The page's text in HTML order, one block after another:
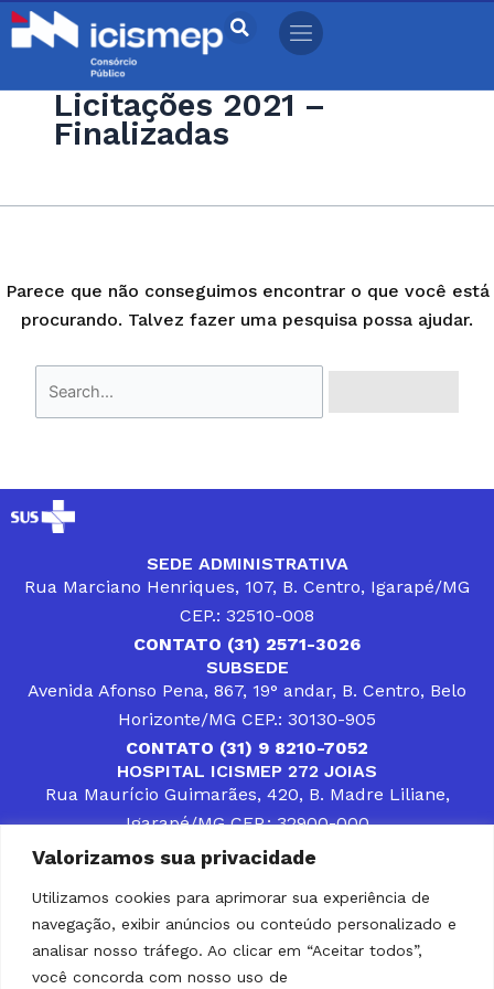
Valorizamos sua privacidade
Utilizamos cookies para aprimorar sua experiência de
navegação, exibir anúncios ou conteúdo personalizado e
analisar nosso tráfego. Ao clicar em “Aceitar todos”,
você concorda com nosso uso de
Ir
para
conteúdoLicitações 2021 –
Finalizadas
Parece que não conseguimos encontrar o que você está
procurando. Talvez fazer uma pesquisa possa ajudar.
Pesquisar
por:
SEDE ADMINISTRATIVA
Rua Marciano Henriques, 107, B. Centro, Igarapé/MG
CEP.: 32510-008
CONTATO (31) 2571-3026
SUBSEDE
Avenida Afonso Pena, 867, 19° andar, B. Centro, Belo
Horizonte/MG CEP.: 30130-905
CONTATO (31) 9 8210-7052
HOSPITAL ICISMEP 272 JOIAS
Rua Maurício Guimarães, 420, B. Madre Liliane,
Igarapé/MG CEP.: 32900-000
CONTATOS (31) 3512-4400 ou (31) 9 8309-8660
DESENVOLVER SOLUÇÕES, AÇÕES E SERVIÇOS
PÚBLICOS QUE COMPLEMENTEM A ASSISTÊNCIA À
POPULAÇÃO DA REGIÃO EM QUE ATUA, SENDO
PARCEIRO DOS MUNICÍPIOS CONSORCIADOS NA
SOLUÇÃO DE DIFICULDADES ENFRENTADAS POR
GESTORES MUNICIPAIS, É O COMPROMISSO DO
ICISMEP.